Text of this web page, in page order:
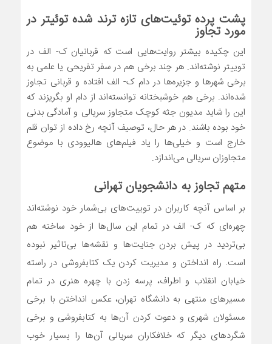
پشت پرده توئیت‌های تازه ترند شده توئیتر در
مورد تجاوز
این چکیده بیشتر روایت‌هایی است که قربانیان ک- الف در
توییتر نوشته‌اند. هر چند برخی هم در سفر تفریحی یا علمی به
برخی شهر‌ها و جزیره‌ها در دام ک- الف افتاده و قربانی تجاوز
شده‌اند. برخی هم خوشبختانه توانسته‌اند از دام او بگریزند که
این را شاید مدیون جثه کوچک متجاوز سریالی و آمادگی بدنی
خود بوده باشند. در هر حال، توصیف آنچه رخ داده از توان قلم
خارج است و خیلی‌ها را یاد فیلم‌های هالیوودی با موضوع
متجاوزان سریالی می‌اندازد.
متهم تجاوز به دانشجویان تهرانی
بر اساس آنچه کاربران در توییت‌های بی‌شمار خود نوشته‌اند
چهره‌ای که ک- الف در تمام این سال‌ها از خود ساخته هم
بی‌تردید در پیش بردن جنایت‌ها و نقشه‌ها بی‌تاثیر نبوده
است. راه انداختن و مدیریت کردن یک کتابفروشی در راسته
خیابان انقلاب و اطراف، پرسه زدن با چهره هنری در تمام
مسیر‌های منتهی به دانشگاه تهران، عکس انداختن با برخی
مسئولان شهری و دعوت کردن آن‌ها به کتابفروشی و برخی
شگرد‌های دیگر که خلافکاران سریالی آن‌ها را بسیار خوب